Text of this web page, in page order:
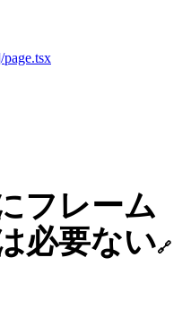
page.tsx
フレーム
必要ない🔗